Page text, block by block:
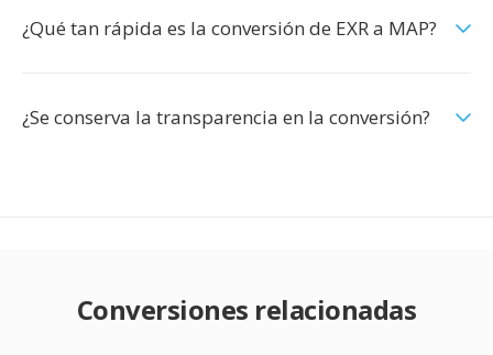
¿Qué tan rápida es la conversión de EXR a MAP?
¿Se conserva la transparencia en la conversión?
Conversiones relacionadas